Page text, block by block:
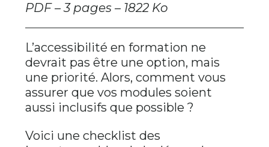
PDF – 3 pages – 1822 Ko
L’accessibilité en formation ne
devrait pas être une option, mais
une priorité. Alors, comment vous
assurer que vos modules soient
aussi inclusifs que possible ?
Voici une checklist des